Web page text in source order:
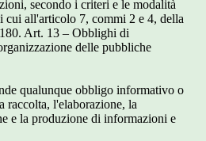
secondo i criteri e le modalità
cui all'articolo 7, commi 2 e 4, della
Art. 13 – Obblighi di
delle pubbliche
qualunque obbligo informativo o
raccolta, l'elaborazione, la
e la produzione di informazioni e